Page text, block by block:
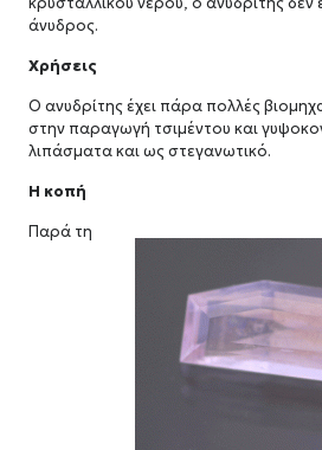
άνυδρος.
Χρήσεις
Ο ανυδρίτης έχει πάρα πολλές
στην παραγωγή τσιμέντου και
λιπάσματα και ως στεγανωτικό.
Η κοπή
Παρά τη